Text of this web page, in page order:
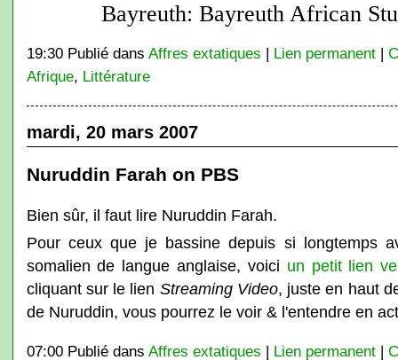
Bayreuth: Bayreuth African
19:30 Publié dans Affres extatiques | Lien permanent|
Afrique, Littérature
mardi, 20 mars 2007
Nuruddin Farah on PBS
Bien sûr, il faut lire Nuruddin Farah.
Pour ceux que je bassine depuis si longtemps
somalien de langue anglaise, voici un petit lien
cliquant sur le lien Streaming Video, juste en haut
de Nuruddin, vous pourrez le voir & l'entendre en
07:00 Publié dans Affres extatiques | Lien permanent|